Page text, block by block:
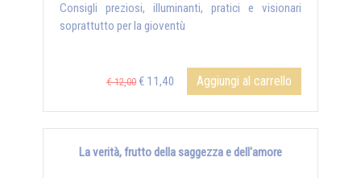
Consigli preziosi, illuminanti, pratici e visionari
soprattutto per la gioventù
€ 12,00 € 11,40 Aggiungi al carrello
La verità, frutto della saggezza e dell'amore